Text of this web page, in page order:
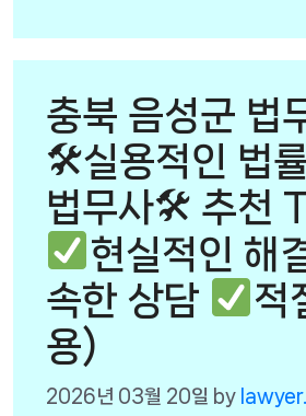
충북 음성군 법
🛠실용적인 법
법무사🛠 추천
현실적인 해
속한 상담
적
용)
2026년 03월 20일 by